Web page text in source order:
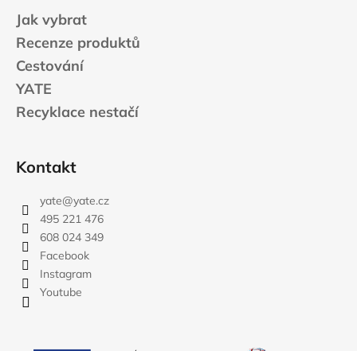
Jak vybrat
Recenze produktů
Cestování
YATE
Recyklace nestačí
Kontakt
yate@yate.cz
495 221 476
608 024 349
Facebook
Instagram
Youtube